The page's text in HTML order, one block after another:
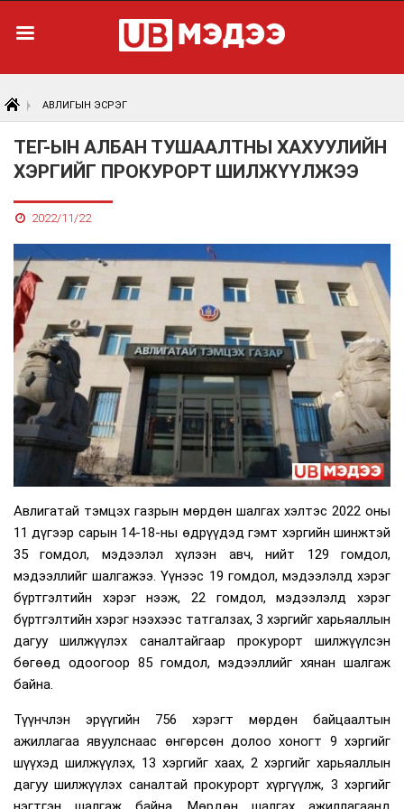
АВЛИГЫН ЭСРЭГ
ТЕГ-ЫН АЛБАН ТУШААЛТНЫ ХАХУУЛИЙН
ХЭРГИЙГ ПРОКУРОРТ ШИЛЖҮҮЛЖЭЭ
2022/11/22
Авлигатай тэмцэх газрын мөрдөн шалгах хэлтэс 2022 оны
11 дүгээр сарын 14-18-ны өдрүүдэд гэмт хэргийн шинжтэй
35 гомдол, мэдээлэл хүлээн авч, нийт 129 гомдол,
мэдээллийг шалгажээ. Үүнээс 19 гомдол, мэдээлэлд хэрэг
бүртгэлтийн хэрэг нээж, 22 гомдол, мэдээлэлд хэрэг
бүртгэлтийн хэрэг нээхээс татгалзах, 3 хэргийг харьяаллын
дагуу шилжүүлэх саналтайгаар прокурорт шилжүүлсэн
бөгөөд одоогоор 85 гомдол, мэдээллийг хянан шалгаж
байна.
Түүнчлэн эрүүгийн 756 хэрэгт мөрдөн байцаалтын
ажиллагаа явуулснаас өнгөрсөн долоо хоногт 9 хэргийг
шүүхэд шилжүүлэх, 13 хэргийг хаах, 2 хэргийг харьяаллын
дагуу шилжүүлэх саналтай прокурорт хүргүүлж, 3 хэргийг